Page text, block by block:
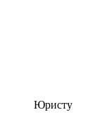
Юристу